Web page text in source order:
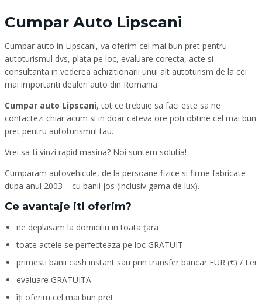
Cumpar Auto Lipscani
Cumpar auto in Lipscani, va oferim cel mai bun pret pentru
autoturismul dvs, plata pe loc, evaluare corecta, acte si
consultanta in vederea achizitionarii unui alt autoturism de la cei
mai importanti dealeri auto din Romania.
Cumpar auto Lipscani, tot ce trebuie sa faci este sa ne
contactezi chiar acum si in doar cateva ore poti obtine cel mai bun
pret pentru autoturismul tau.
Vrei sa-ti vinzi rapid masina? Noi suntem solutia!
Cumparam autovehicule, de la persoane fizice si firme fabricate
dupa anul 2003 – cu banii jos (inclusiv gama de lux).
Ce avantaje iti oferim?
ne deplasam la domiciliu in toata țara
toate actele se perfecteaza pe loc GRATUIT
primesti banii cash instant sau prin transfer bancar EUR (€) / Lei
evaluare GRATUITA
îți oferim cel mai bun pret